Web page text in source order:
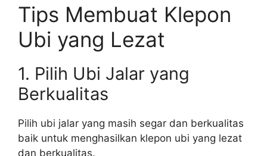
Tips Membuat Klepon
Ubi yang Lezat
1. Pilih Ubi Jalar yang
Berkualitas
Pilih ubi jalar yang masih segar dan berkualitas
baik untuk menghasilkan klepon ubi yang lezat
dan berkualitas.